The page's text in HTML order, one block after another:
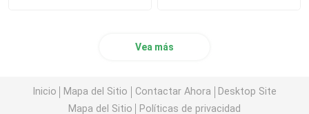
Vea más
Inicio Mapa del Sitio Contactar Ahora
Desktop Site
Mapa del Sitio
Políticas de privacidad